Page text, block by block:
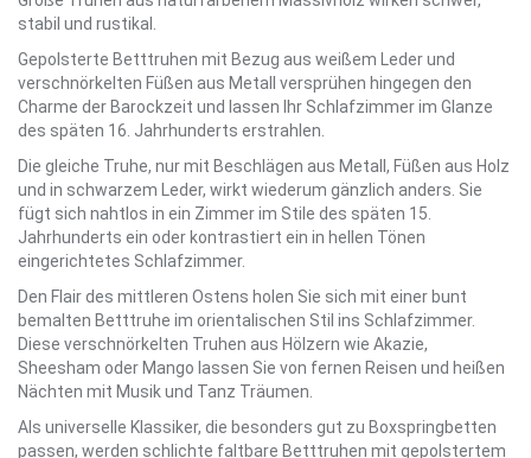
stabil und rustikal.
Gepolsterte Betttruhen mit Bezug aus weißem Leder und
verschnörkelten Füßen aus Metall versprühen hingegen den
Charme der Barockzeit und lassen Ihr Schlafzimmer im Glanze
des späten 16. Jahrhunderts erstrahlen.
Die gleiche Truhe, nur mit Beschlägen aus Metall, Füßen aus Holz
und in schwarzem Leder, wirkt wiederum gänzlich anders. Sie
fügt sich nahtlos in ein Zimmer im Stile des späten 15.
Jahrhunderts ein oder kontrastiert ein in hellen Tönen
eingerichtetes Schlafzimmer.
Den Flair des mittleren Ostens holen Sie sich mit einer bunt
bemalten Betttruhe im orientalischen Stil ins Schlafzimmer.
Diese verschnörkelten Truhen aus Hölzern wie Akazie,
Sheesham oder Mango lassen Sie von fernen Reisen und heißen
Nächten mit Musik und Tanz Träumen.
Als universelle Klassiker, die besonders gut zu Boxspringbetten
passen, werden schlichte faltbare Betttruhen mit gepolstertem